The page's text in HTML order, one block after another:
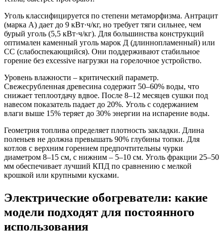
Уголь классифицируется по степени метаморфизма. Антрацит
(марка А) дает до 9 кВт·ч/кг, но требует тяги сильнее, чем
бурый уголь (5,5 кВт·ч/кг). Для большинства конструкций
оптимален каменный уголь марок Д (длиннопламенный) или
СС (слабоспекающийся). Они поддерживают стабильное
горение без excessive нагрузки на горелочное устройство.
Уровень влажности – критический параметр.
Свежесрубленная древесина содержит 50–60% воды, что
снижает теплоотдачу вдвое. После 8–12 месяцев сушки под
навесом показатель падает до 20%. Уголь с содержанием
влаги выше 15% теряет до 30% энергии на испарение воды.
Геометрия топлива определяет плотность закладки. Длина
поленьев не должна превышать 90% глубины топки. Для
котлов с верхним горением предпочтительны чурки
диаметром 8–15 см, с нижним – 5–10 см. Уголь фракции 25–50
мм обеспечивает лучший КПД по сравнению с мелкой
крошкой или крупными кусками.
Электрические обогреватели: какие
модели подходят для постоянного
использования